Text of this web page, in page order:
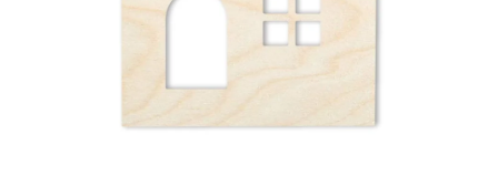
Datenschutzerklärung
Impressum